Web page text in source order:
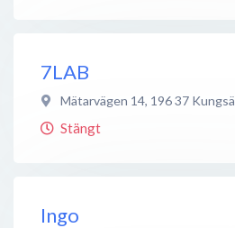
7LAB
Mätarvägen 14, 196 37
Stängt
Ingo